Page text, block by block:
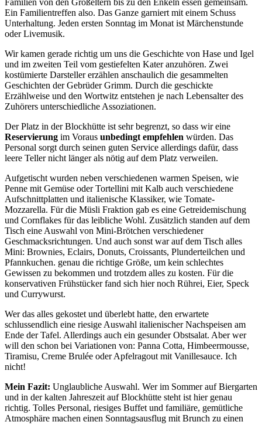
Ein Familientreffen also. Das Ganze garniert mit einem Schuss
Unterhaltung. Jeden ersten Sonntag im Monat ist Märchenstunde
oder Livemusik.
Wir kamen gerade richtig um uns die Geschichte von Hase und Igel
und im zweiten Teil vom gestiefelten Kater anzuhören. Zwei
kostümierte Darsteller erzählen anschaulich die gesammelten
Geschichten der Gebrüder Grimm. Durch die geschickte
Erzählweise und den Wortwitz entstehen je nach Lebensalter des
Zuhörers unterschiedliche Assoziationen.
Der Platz in der Blockhütte ist sehr begrenzt, so dass wir eine
Reservierung im Voraus unbedingt empfehlen würden. Das
Personal sorgt durch seinen guten Service allerdings dafür, dass
leere Teller nicht länger als nötig auf dem Platz verweilen.
Aufgetischt wurden neben verschiedenen warmen Speisen, wie
Penne mit Gemüse oder Tortellini mit Kalb auch verschiedene
Aufschnittplatten und italienische Klassiker, wie Tomate-
Mozzarella. Für die Müsli Fraktion gab es eine Getreidemischung
und Cornflakes für das leibliche Wohl. Zusätzlich standen auf dem
Tisch eine Auswahl von Mini-Brötchen verschiedener
Geschmacksrichtungen. Und auch sonst war auf dem Tisch alles
Mini: Brownies, Eclairs, Donuts, Croissants, Plunderteilchen und
Pfannkuchen. genau die richtige Größe, um kein schlechtes
Gewissen zu bekommen und trotzdem alles zu kosten. Für die
konservativen Frühstücker fand sich hier noch Rührei, Eier, Speck
und Currywurst.
Wer das alles gekostet und überlebt hatte, den erwartete
schlussendlich eine riesige Auswahl italienischer Nachspeisen am
Ende der Tafel. Allerdings auch ein gesunder Obstsalat. Aber wer
will den schon bei Variationen von: Panna Cotta, Himbeermousse,
Tiramisu, Creme Brulée oder Apfelragout mit Vanillesauce. Ich
nicht!
Mein Fazit: Unglaubliche Auswahl. Wer im Sommer auf Biergarten
und in der kalten Jahreszeit auf Blockhütte steht ist hier genau
richtig. Tolles Personal, riesiges Buffet und familiäre, gemütliche
Atmosphäre machen einen Sonntagsausflug mit Brunch zu einen